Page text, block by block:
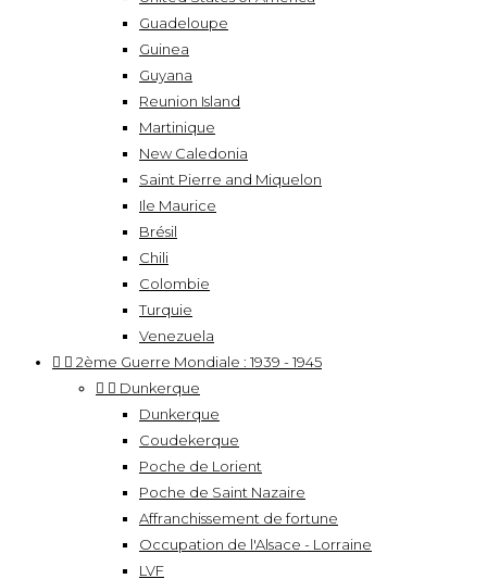
Guadeloupe
Guinea
Guyana
Reunion Island
Martinique
New Caledonia
Saint Pierre and Miquelon
Ile Maurice
Brésil
Chili
Colombie
Turquie
Venezuela
  2ème Guerre Mondiale : 1939 - 1945
  Dunkerque
Dunkerque
Coudekerque
Poche de Lorient
Poche de Saint Nazaire
Affranchissement de fortune
Occupation de l'Alsace - Lorraine
LVF